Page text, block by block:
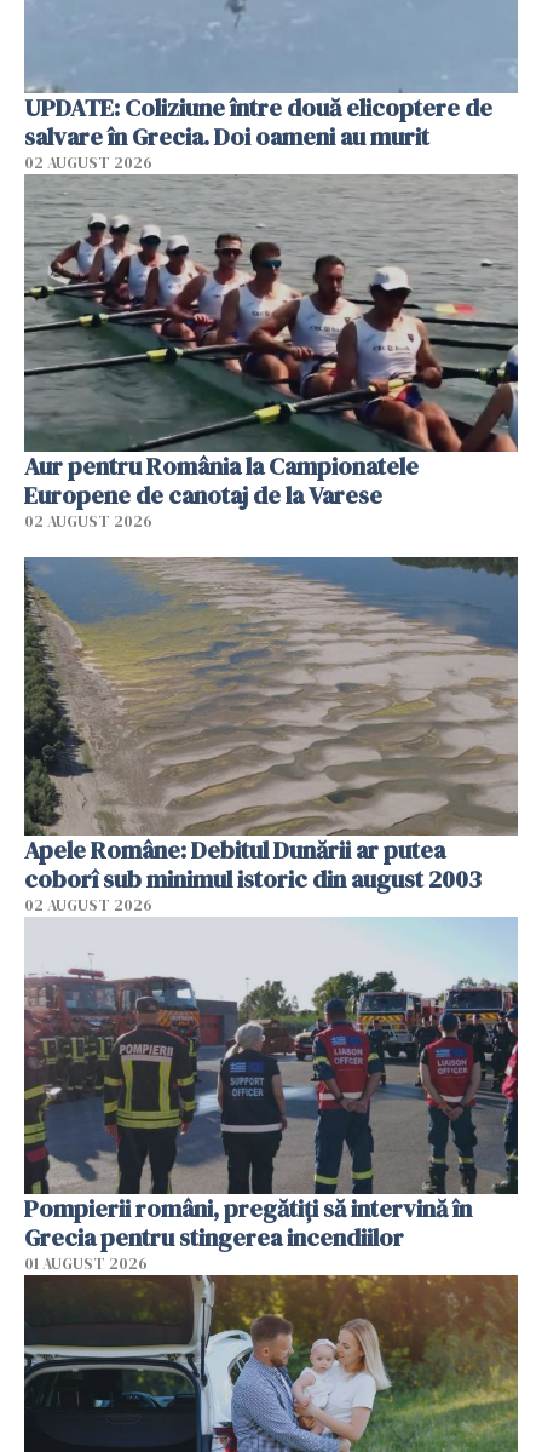
UPDATE: Coliziune între două elicoptere de
salvare în Grecia. Doi oameni au murit
02 AUGUST 2026
Aur pentru România la Campionatele
Europene de canotaj de la Varese
02 AUGUST 2026
Apele Române: Debitul Dunării ar putea
coborî sub minimul istoric din august 2003
02 AUGUST 2026
Pompierii români, pregătiţi să intervină în
Grecia pentru stingerea incendiilor
01 AUGUST 2026